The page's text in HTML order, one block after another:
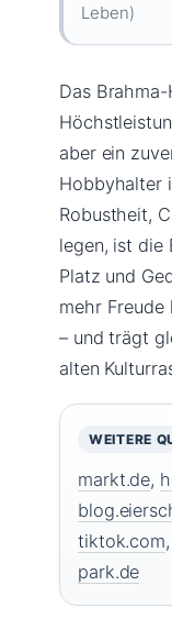
Leben)
Das
aber ein
Hobbyhalter
Robustheit,
legen, ist die
Platz und
mehr Freude
– und trägt
alten
WEITERE
markt.de,
tiktok.com,
park.de